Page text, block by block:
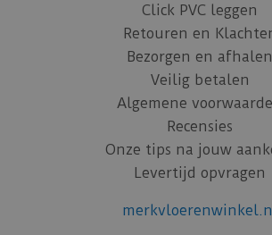
Click PVC leggen
Retouren en
Bezorgen en afhalen
Veilig betalen
Algemene
Recensies
Onze tips na jouw
Levertijd opvragen